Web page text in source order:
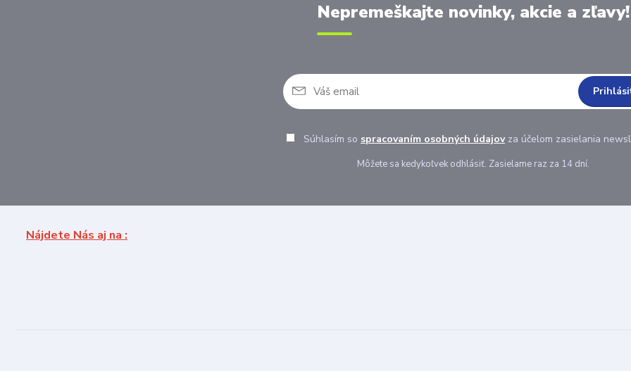
Nepremeškajte novinky, akcie a zľavy!
Súhlasím so spracovaním osobných údajovza účelom zasielania
Môžete sa kedykoľvek odhlásiť. Zasielame raz za 14 dní.
Nájdete Nás aj na :